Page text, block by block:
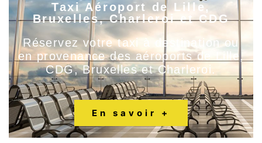
Taxi Aéroport de Lille,
Bruxelles, Charleroi et CDG
Réservez votre taxi à destination ou
en provenance des aéroports de Lille,
CDG, Bruxelles et Charleroi.
En savoir +